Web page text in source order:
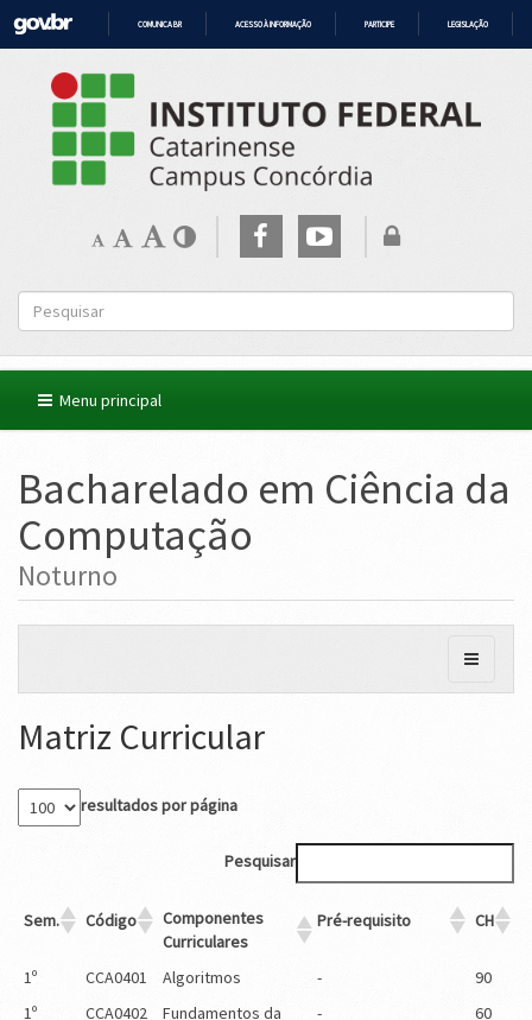
CONTEÚDO
COMUNICA BR ACESSO À INFORMAÇÃO PARTICIPE LEGISLAÇÃO
Menu principal
Bacharelado em Ciência da
Computação
Noturno
Matriz Curricular
resultados por página
Pesquisar
Sem. Código
Componentes
Curriculares
Pré-requisito CH
1º CCA0401 Algoritmos -
90
1º
CCA0402
Fundamentos da
- 60